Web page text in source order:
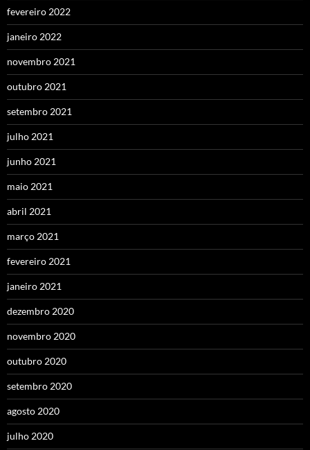
fevereiro 2022
janeiro 2022
novembro 2021
outubro 2021
setembro 2021
julho 2021
junho 2021
maio 2021
abril 2021
março 2021
fevereiro 2021
janeiro 2021
dezembro 2020
novembro 2020
outubro 2020
setembro 2020
agosto 2020
julho 2020